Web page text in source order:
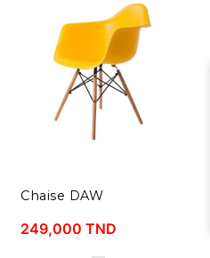
Chaise DAW
249,000 TND